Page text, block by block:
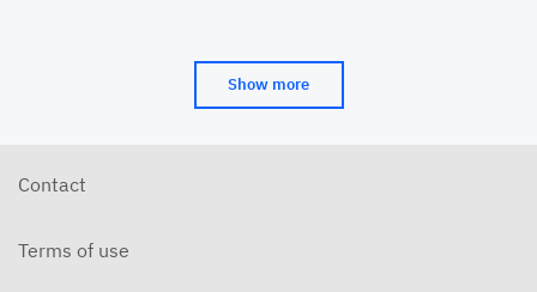
Show more
Contact
Terms of use